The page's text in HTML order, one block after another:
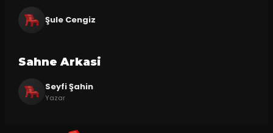
Şule Cengiz
Sahne Arkasi
Seyfi Şahin
Yazar